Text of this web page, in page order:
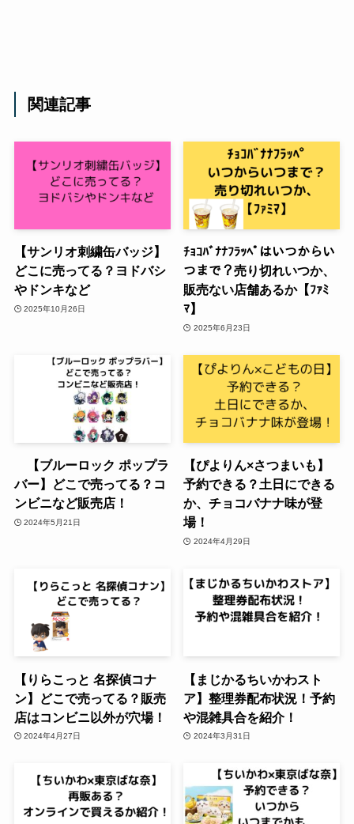
関連記事
【サンリオ刺繍缶バッジ】
どこに売ってる？ヨドバシ
やドンキなど
2025年10月26日
ﾁｮｺﾊﾞﾅﾅﾌﾗｯﾍﾟはいつからい
つまで？売り切れいつか、
販売ない店舗あるか【ﾌｧﾐ
ﾏ】
2025年6月23日
【ブルーロック ポップラ
バー】どこで売ってる？コ
ンビニなど販売店！
2024年5月21日
【ぴよりん×さつまいも】
予約できる？土日にできる
か、チョコバナナ味が登
場！
2024年4月29日
【りらこっと 名探偵コナ
ン】どこで売ってる？販売
店はコンビニ以外が穴場！
2024年4月27日
【まじかるちいかわスト
ア】整理券配布状況！予約
や混雑具合を紹介！
2024年3月31日